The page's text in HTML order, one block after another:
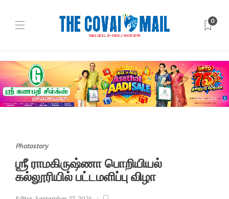
0
Photostory
‌‌ஶ்ரீ ராமகிருஷ்ணா பொறியியல்
கல்லூரியில் பட்டமளிப்பு விழா